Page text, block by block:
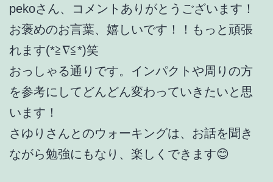
pekoさん、コメントありがとうございます！
お褒めのお言葉、嬉しいです！！もっと頑張
れます(*≧∇≦*)笑
おっしゃる通りです。インパクトや周りの方
を参考にしてどんどん変わっていきたいと思
います！
さゆりさんとのウォーキングは、お話を聞き
ながら勉強にもなり、楽しくできます😊